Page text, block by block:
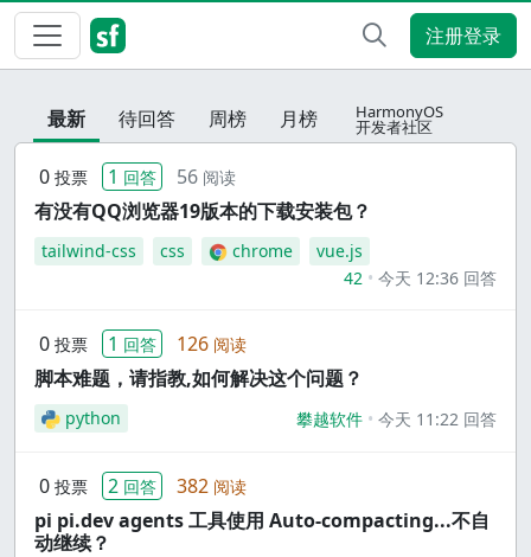
注册登录
最新 待回答 周榜 月榜 HarmonyOS
开发者社区
0 投票 1 回答 56 阅读
有没有QQ浏览器19版本的下载安装包？
tailwind-css css chrome
vue.js
42
今天 12:36 回答
0 投票 1 回答 126 阅读
脚本难题，请指教,如何解决这个问题？
python 攀越软件 今天 11:22 回答
0 投票 2 回答 382 阅读
pi pi.dev agents 工具使用 Auto-compacting...不自
动继续？